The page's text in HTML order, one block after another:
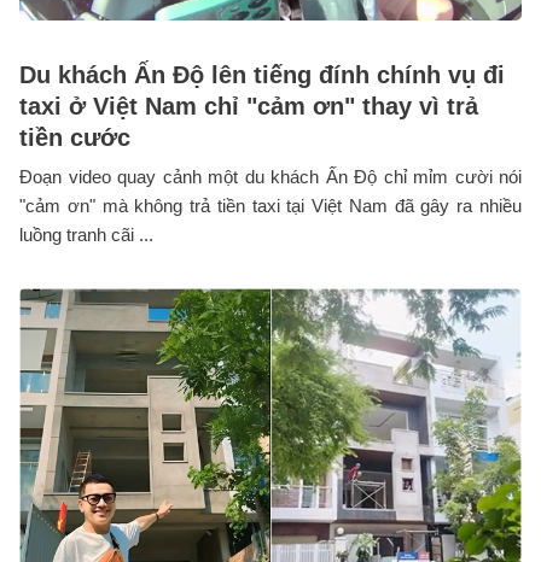
Du khách Ấn Độ lên tiếng đính chính vụ đi
taxi ở Việt Nam chỉ "cảm ơn" thay vì trả
tiền cước
Đoạn video quay cảnh một du khách Ấn Độ chỉ mỉm cười nói
"cảm ơn" mà không trả tiền taxi tại Việt Nam đã gây ra nhiều
luồng tranh cãi ...